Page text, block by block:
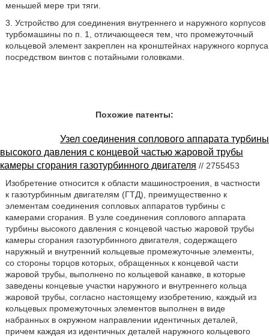
меньшей мере три тяги.
3. Устройство для соединения внутреннего и наружного корпусов
турбомашины по п. 1, отличающееся тем, что промежуточный
кольцевой элемент закреплен на кронштейнах наружного корпуса
посредством винтов с потайными головками.
Похожие патенты:
Узел соединения соплового аппарата турбины
высокого давления с концевой частью жаровой трубы
камеры сгорания газотурбинного двигателя // 2755453
Изобретение относится к области машиностроения, в частности
к газотурбинным двигателям (ГТД), преимущественно к
элементам соединения сопловых аппаратов турбины с
камерами сгорания. В узле соединения соплового аппарата
турбины высокого давления с концевой частью жаровой трубы
камеры сгорания газотурбинного двигателя, содержащего
наружный и внутренний кольцевые промежуточные элементы,
со стороны торцов которых, обращенных к концевой части
жаровой трубы, выполнено по кольцевой канавке, в которые
заведены концевые участки наружного и внутреннего кольца
жаровой трубы, согласно настоящему изобретению, каждый из
кольцевых промежуточных элементов выполнен в виде
набранных в окружном направлении идентичных деталей,
причем каждая из идентичных деталей наружного кольцевого